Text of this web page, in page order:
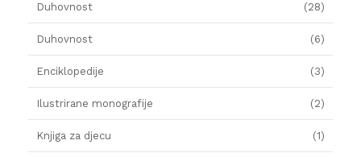
Duhovnost (28)
Duhovnost (6)
Enciklopedije (3)
Ilustrirane monografije (2)
Knjiga za djecu (1)